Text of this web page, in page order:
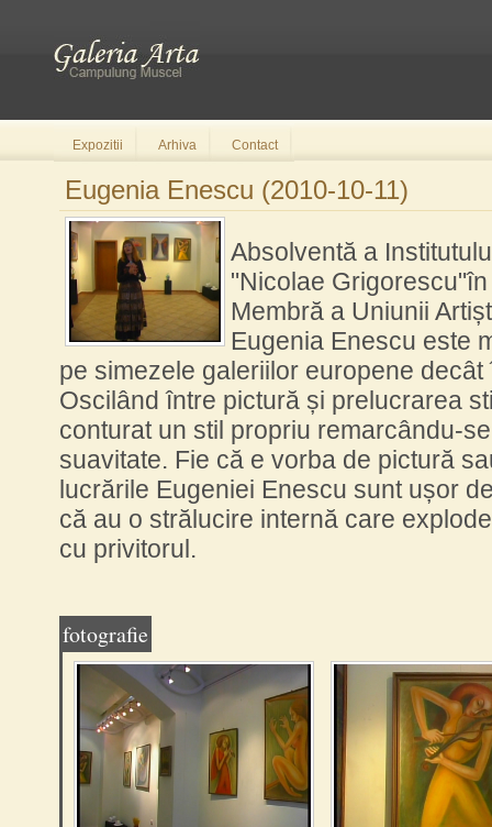
Expozitii Arhiva Contact
Eugenia Enescu (2010-10-11)
Absolventă a
"Nicolae
Membră a Uniunii
Eugenia Enescu este
pe simezele galeriilor europene decât
Oscilând între pictură și prelucrarea
conturat un stil propriu remarcându-
suavitate. Fie că e vorba de pictură
lucrările Eugeniei Enescu sunt ușor
că au o strălucire internă care
cu privitorul.
fotografie